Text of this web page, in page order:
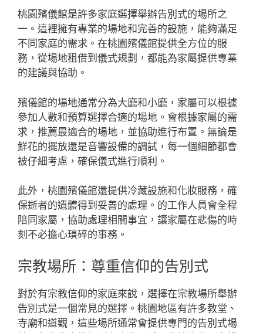
桃園殯儀館是許多家庭選擇舉辦告別式的場所之
一。這裡擁有專業的場地和完善的設施，能夠滿足
不同家庭的需求。在桃園殯儀館提供全方位的服
務，從場地租借到儀式規劃，都能為家屬提供專業
的建議與協助。
殯儀館的場地通常分為大廳和小廳，家屬可以根據
參加人數和預算選擇合適的場地。會根據家屬的需
求，推薦最適合的場地，並協助進行布置。無論是
鮮花的擺放還是音響設備的調試，每一個細節都會
被仔細考慮，確保儀式進行順利。
此外，桃園殯儀館還提供冷藏設施和化妝服務，確
保逝者的遺體得到妥善的處理。的工作人員會全程
陪同家屬，協助處理相關事宜，讓家屬在悲傷的時
刻不必擔心瑣碎的事務。
宗教場所：尊重信仰的告別式
對於有宗教信仰的家庭來說，選擇在宗教場所舉辦
告別式是一個常見的選擇。桃園地區有許多教堂、
寺廟和道觀，這些場所通常會提供專門的告別式場